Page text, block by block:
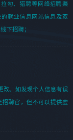
勾、猎聘等网络招聘渠
就业信息网站信息及双
下招聘；
改。如发现个人信息有误
聘官，但不可以提供虚